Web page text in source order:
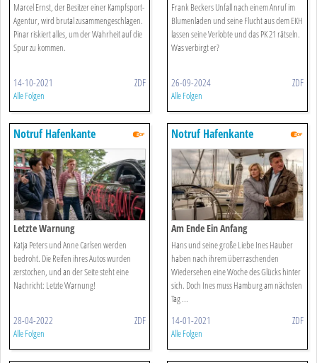
Marcel Ernst, der Besitzer einer Kampfsport-
Agentur, wird brutal zusammengeschlagen.
Pinar riskiert alles, um der Wahrheit auf die
Spur zu kommen.
14-10-2021 ZDF
Alle Folgen
Frank Beckers Unfall nach einem Anruf im
Blumenladen und seine Flucht aus dem EKH
lassen seine Verlobte und das PK 21 rätseln.
Was verbirgt er?
26-09-2024 ZDF
Alle Folgen
Notruf Hafenkante
Letzte Warnung
Katja Peters und Anne Carlsen werden
bedroht. Die Reifen ihres Autos wurden
zerstochen, und an der Seite steht eine
Nachricht: Letzte Warnung!
28-04-2022 ZDF
Alle Folgen
Notruf Hafenkante
Am Ende Ein Anfang
Hans und seine große Liebe Ines Hauber
haben nach ihrem überraschenden
Wiedersehen eine Woche des Glücks hinter
sich. Doch Ines muss Hamburg am nächsten
Tag ...
14-01-2021 ZDF
Alle Folgen